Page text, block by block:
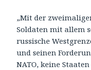
„Mit der
Soldaten mit allem
russische
und seinen
NATO, keine